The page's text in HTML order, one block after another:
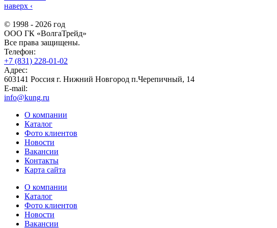
наверх ‹
© 1998 - 2026 год
ООО ГК «ВолгаТрейд»
Все права защищены.
Телефон:
+7 (831) 228-01-02
Адрес:
603141 Россия г. Нижний Новгород п.Черепичный, 14
E-mail:
info@kung.ru
О компании
Каталог
Фото клиентов
Новости
Вакансии
Контакты
Карта сайта
О компании
Каталог
Фото клиентов
Новости
Вакансии